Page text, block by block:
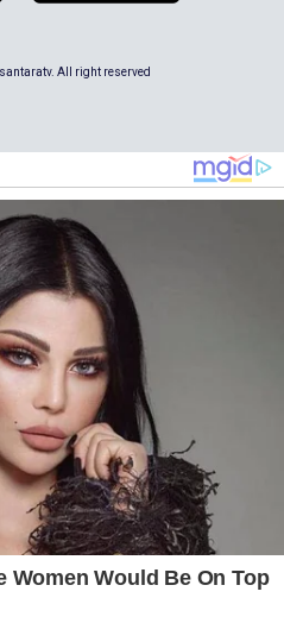
All right reserved